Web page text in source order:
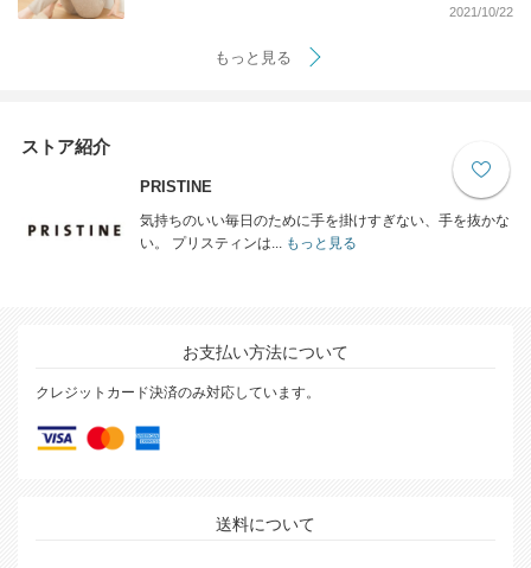
2021/10/22
もっと見る
ストア紹介
PRISTINE
気持ちのいい毎日のために手を掛けすぎない、手を抜かな
い。 プリスティンは...もっと見る
お支払い方法について
クレジットカード決済のみ対応しています。
送料について